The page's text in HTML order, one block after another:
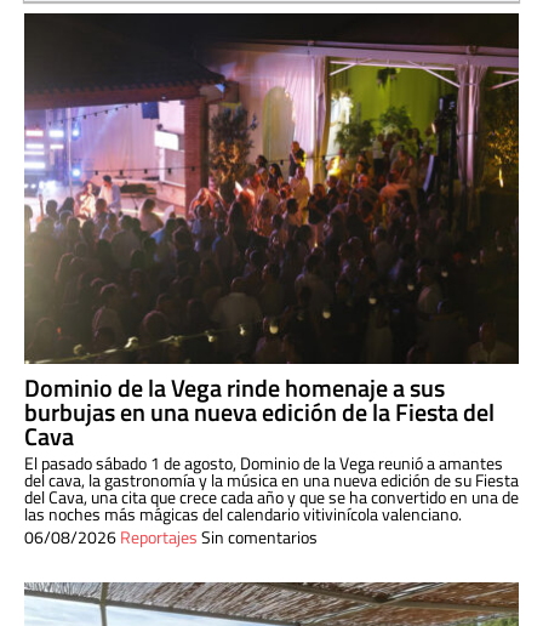
Dominio de la Vega rinde homenaje a sus
burbujas en una nueva edición de la Fiesta del
Cava
El pasado sábado 1 de agosto, Dominio de la Vega reunió a amantes
del cava, la gastronomía y la música en una nueva edición de su Fiesta
del Cava, una cita que crece cada año y que se ha convertido en una de
las noches más mágicas del calendario vitivinícola valenciano.
06/08/2026ReportajesSin comentarios